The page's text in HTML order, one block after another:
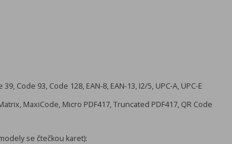
Code 93, Code 128, EAN-8, EAN-13, I2/5, UPC-A, UPC-E
MaxiCode, Micro PDF417, Truncated PDF417, QR Code
se čtečkou karet):